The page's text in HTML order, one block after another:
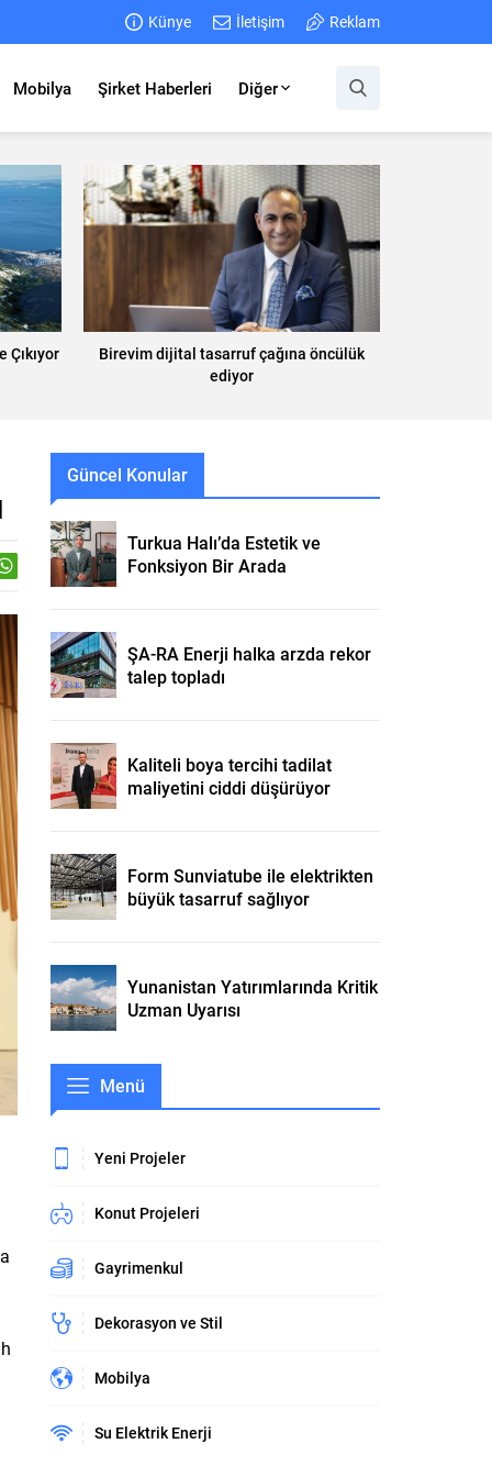
Künye İletişim Reklam
Mobilya Şirket Haberleri Diğer
Çıkıyor
Birevim dijital tasarruf çağına öncülük
ediyor
Güncel Konular
Turkua Halı’da Estetik ve
Fonksiyon Bir Arada
ŞA-RA Enerji halka arzda rekor
talep topladı
Kaliteli boya tercihi tadilat
maliyetini ciddi düşürüyor
Form Sunviatube ile elektrikten
büyük tasarruf sağlıyor
Yunanistan Yatırımlarında Kritik
Uzman Uyarısı
Menü
Yeni Projeler
Konut Projeleri
Gayrimenkul
Dekorasyon ve Stil
Mobilya
Su Elektrik Enerji